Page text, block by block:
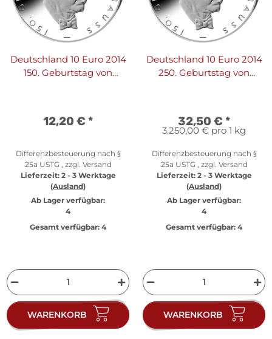
Deutschland 10 Euro 2014
150. Geburtstag von
12,20 € *
Differenzbesteuerung nach §
25a USTG , zzgl. Versand
Lieferzeit: 2 - 3 Werktage
(Ausland)
Ab Lager verfügbar:
4
Gesamt verfügbar: 4
WARENKORB
Deutschland 10 Euro 2014
250. Geburtstag von
32,50 € *
3.250,00 € pro 1 kg
Differenzbesteuerung nach §
25a USTG , zzgl. Versand
Lieferzeit: 2 - 3 Werktage
(Ausland)
Ab Lager verfügbar:
4
Gesamt verfügbar: 4
WARENKORB